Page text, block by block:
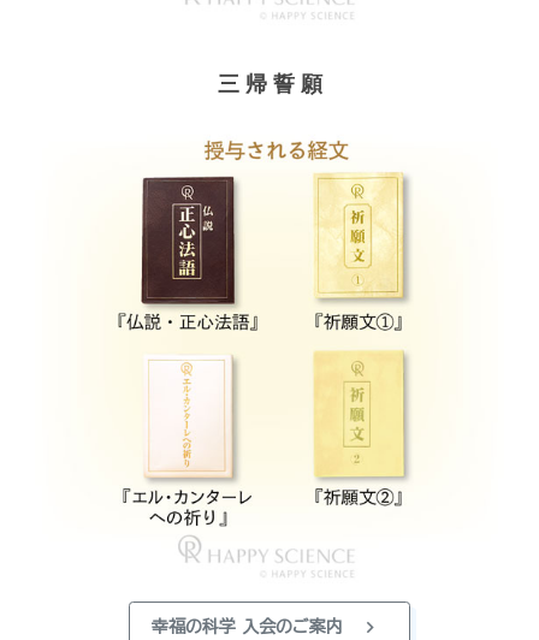
三 帰 誓 願
幸福の科学 入会のご案内 chevron_right